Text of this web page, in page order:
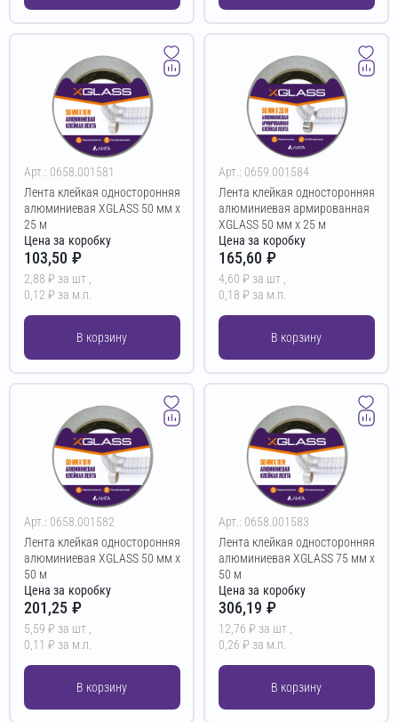
Арт.: 0658.001581
Лента клейкая односторонняя
алюминиевая XGLASS 50 мм х
25 м
Цена за коробку
103,50 ₽
2,88 ₽ за шт ,
0,12 ₽ за м.п.
В корзину
Арт.: 0659.001584
Лента клейкая односторонняя
алюминиевая армированная
XGLASS 50 мм х 25 м
Цена за коробку
165,60 ₽
4,60 ₽ за шт ,
0,18 ₽ за м.п.
В корзину
Арт.: 0658.001582
Лента клейкая односторонняя
алюминиевая XGLASS 50 мм х
50 м
Цена за коробку
201,25 ₽
5,59 ₽ за шт ,
0,11 ₽ за м.п.
В корзину
Арт.: 0658.001583
Лента клейкая односторонняя
алюминиевая XGLASS 75 мм х
50 м
Цена за коробку
306,19 ₽
12,76 ₽ за шт ,
0,26 ₽ за м.п.
В корзину